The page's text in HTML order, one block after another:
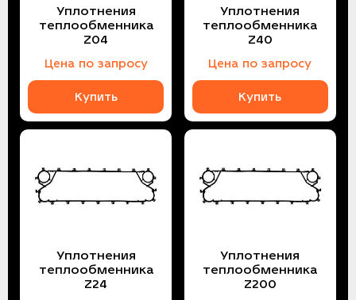
Уплотнения
теплообменника
Z04
Цена по запросу
Купить
Уплотнения
теплообменника
Z40
Цена по запросу
Купить
Уплотнения
теплообменника
Z24
Уплотнения
теплообменника
Z200